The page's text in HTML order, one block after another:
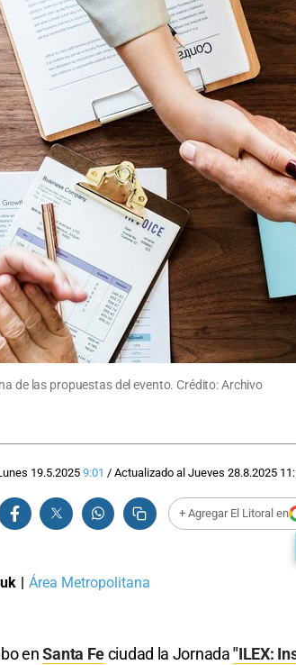
de las propuestas del evento. Crédito: Archivo
19.5.20259:01 / Actualizado al Jueves 28.8.2025
+ Agregar El Litoral en
| Área Metropolitana
enSanta Feciudad la Jornada"ILEX: